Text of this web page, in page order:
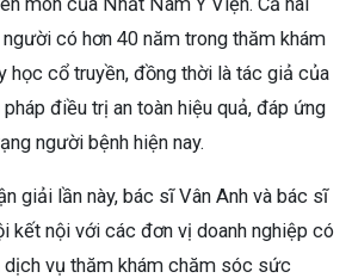
có hơn 40 năm trong thăm khám
học cổ truyền, đồng thời là tác giả của
điều trị an toàn hiệu quả, đáp ứng
người bệnh hiện nay.
giải lần này, bác sĩ Vân Anh và bác sĩ
kết nội với các đơn vị doanh nghiệp có
dịch vụ thăm khám chăm sóc sức